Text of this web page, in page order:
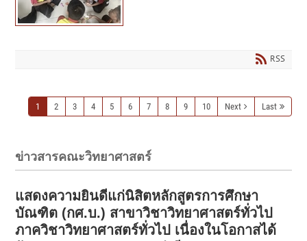
RSS
1 2 3 4 5 6 7 8 9 10 Next Last
ข่าวสารคณะวิทยาศาสตร์
แสดงความยินดีแก่นิสิตหลักสูตรการศึกษา
บัณฑิต (กศ.บ.) สาขาวิชาวิทยาศาสตร์ทั่วไป
ภาควิชาวิทยาศาสตร์ทั่วไป เนื่องในโอกาสได้